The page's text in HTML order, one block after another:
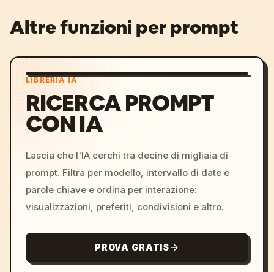
Altre funzioni per prompt
LIBRERIA IA
RICERCA PROMPT
CON IA
Lascia che l'IA cerchi tra decine di migliaia di
prompt. Filtra per modello, intervallo di date e
parole chiave e ordina per interazione:
visualizzazioni, preferiti, condivisioni e altro.
PROVA GRATIS